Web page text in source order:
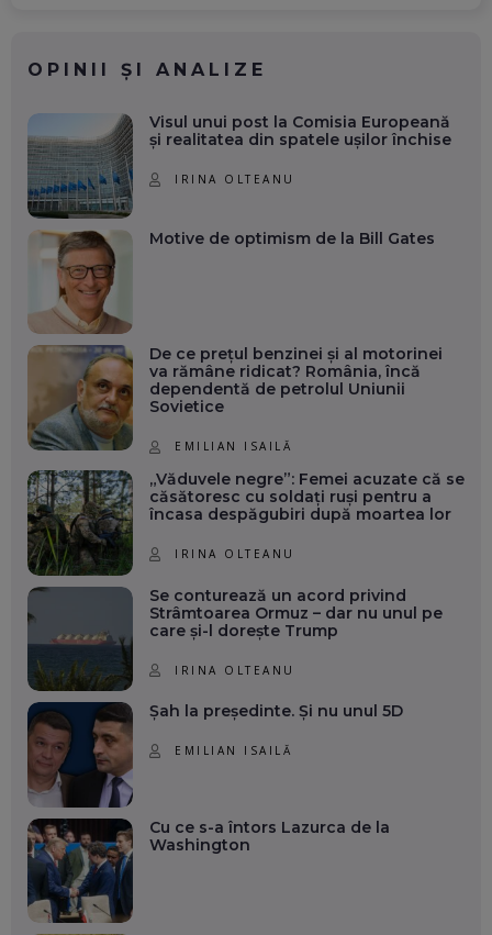
OPINII ȘI ANALIZE
Visul unui post la Comisia Europeană
și realitatea din spatele ușilor închise
IRINA OLTEANU
Motive de optimism de la Bill Gates
De ce prețul benzinei și al motorinei
va rămâne ridicat? România, încă
dependentă de petrolul Uniunii
Sovietice
EMILIAN ISAILĂ
„Văduvele negre”: Femei acuzate că se
căsătoresc cu soldați ruși pentru a
încasa despăgubiri după moartea lor
IRINA OLTEANU
Se conturează un acord privind
Strâmtoarea Ormuz – dar nu unul pe
care și-l dorește Trump
IRINA OLTEANU
Șah la președinte. Și nu unul 5D
EMILIAN ISAILĂ
Cu ce s-a întors Lazurca de la
Washington